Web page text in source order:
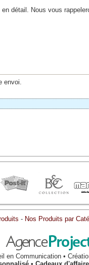
détail. Nous vous
envoi.
- Nos Produits par
en Communication •